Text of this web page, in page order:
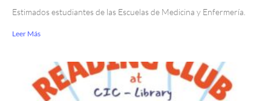
Estimados estudiantes de las Escuelas de Medicina y Enfermería.
Leer Más